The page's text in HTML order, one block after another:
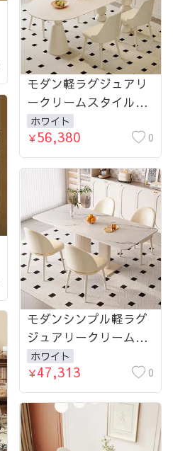
モダン軽ラグジュアリ
ークリームスタイル岩
板テーブルセット 楕円
形アイランド一体型
hxh-5698
ホワイト
￥56,380 0
モダンシンプル軽ラグ
ジュアリークリームス
タイルトラバーチン岩
板テーブル ホワイト長
方形ダイニングセット
hxh-5699
ホワイト
￥47,313 0